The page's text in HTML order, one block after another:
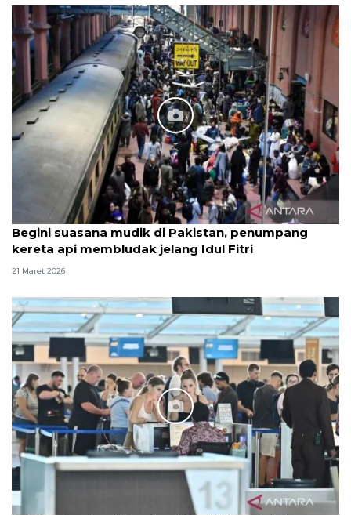
Begini suasana mudik di Pakistan, penumpang
kereta api membludak jelang Idul Fitri
21 Maret 2026